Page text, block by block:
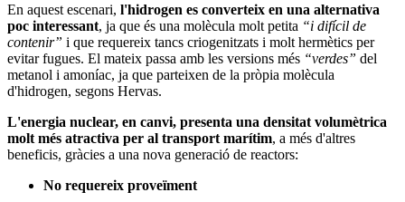
En aquest escenari, l'hidrogen es converteix en una alternativa
poc interessant, ja que és una molècula molt petita “i difícil de
contenir” i que requereix tancs criogenitzats i molt hermètics per
evitar fugues. El mateix passa amb les versions més “verdes” del
metanol i amoníac, ja que parteixen de la pròpia molècula
d'hidrogen, segons Hervas.
L'energia nuclear, en canvi, presenta una densitat volumètrica
molt més atractiva per al transport marítim, a més d'altres
beneficis, gràcies a una nova generació de reactors:
No requereix proveïment